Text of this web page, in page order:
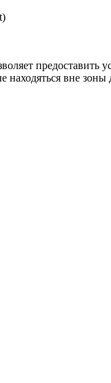
находяться вне